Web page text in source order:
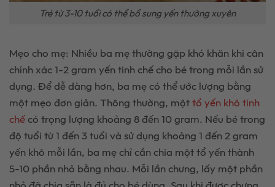
Trẻ từ 3-10 tuổi có thể bổ sung yến thường xuyên
Mẹo cho mẹ: Nhiều ba mẹ thường gặp khó khăn khi cân
chính xác 1-2 gram yến tinh chế cho bé trong mỗi lần sử
dụng. Để dễ dàng hơn, ba mẹ có thể ước lượng bằng
một mẹo đơn giản. Thông thường, mộttổ yến khô tinh
chếcó trọng lượng khoảng 8 đến 10 gram. Nếu bé trong
độ tuổi từ 1 đến 3 tuổi và sử dụng khoảng 1 đến 2 gram
yến khô mỗi lần, ba mẹ chỉ cần chia một tổ yến thành
5-10 phần nhỏ bằng nhau. Mỗi lần chưng, lấy một phần